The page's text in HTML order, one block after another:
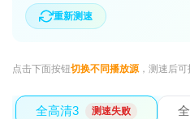
重新测速
点击下面按钮切换不同播放源，测速后
全高清3 测速失败